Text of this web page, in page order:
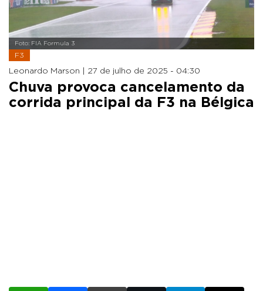
Foto: FIA Formula 3
F3
Leonardo Marson | 27 de julho de 2025 - 04:30
Chuva provoca cancelamento da
corrida principal da F3 na Bélgica